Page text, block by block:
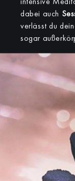
dabei auch
verlässt du
sogar